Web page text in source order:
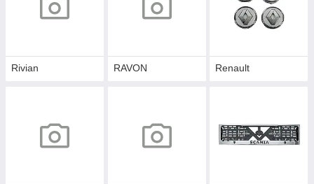
Rivian RAVON Renault